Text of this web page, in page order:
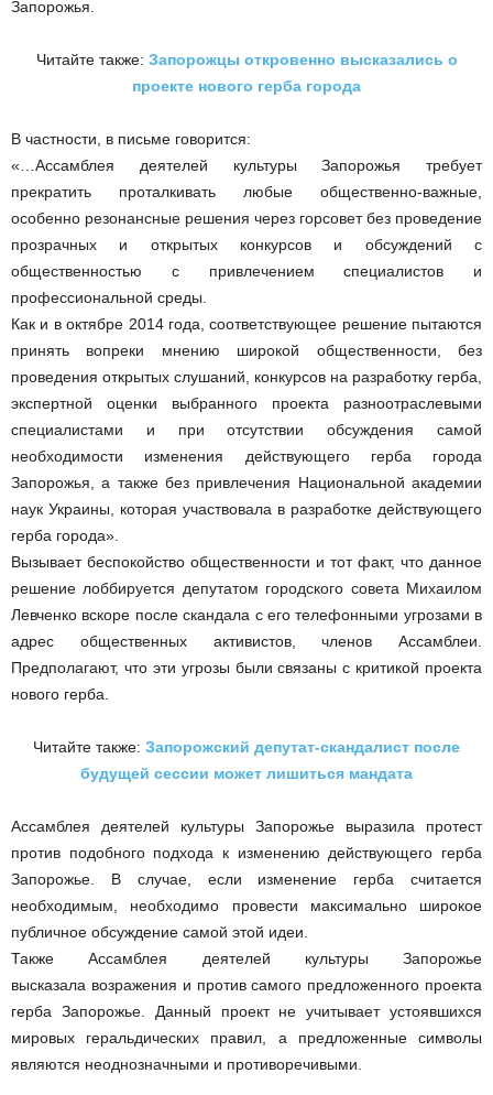
Запорожья.
Читайте также: Запорожцы откровенно высказались о
проекте нового герба города
В частности, в письме говорится:
«…Ассамблея деятелей культуры Запорожья требует
прекратить проталкивать любые общественно-важные,
особенно резонансные решения через горсовет без проведение
прозрачных и открытых конкурсов и обсуждений с
общественностью с привлечением специалистов и
профессиональной среды.
Как и в октябре 2014 года, соответствующее решение пытаются
принять вопреки мнению широкой общественности, без
проведения открытых слушаний, конкурсов на разработку герба,
экспертной оценки выбранного проекта разноотраслевыми
специалистами и при отсутствии обсуждения самой
необходимости изменения действующего герба города
Запорожья, а также без привлечения Национальной академии
наук Украины, которая участвовала в разработке действующего
герба города».
Вызывает беспокойство общественности и тот факт, что данное
решение лоббируется депутатом городского совета Михаилом
Левченко вскоре после скандала с его телефонными угрозами в
адрес общественных активистов, членов Ассамблеи.
Предполагают, что эти угрозы были связаны с критикой проекта
нового герба.
Читайте также: Запорожский депутат-скандалист после
будущей сессии может лишиться мандата
Ассамблея деятелей культуры Запорожье выразила протест
против подобного подхода к изменению действующего герба
Запорожье. В случае, если изменение герба считается
необходимым, необходимо провести максимально широкое
публичное обсуждение самой этой идеи.
Также Ассамблея деятелей культуры Запорожье
высказала возражения и против самого предложенного проекта
герба Запорожье. Данный проект не учитывает устоявшихся
мировых геральдических правил, а предложенные символы
являются неоднозначными и противоречивыми.